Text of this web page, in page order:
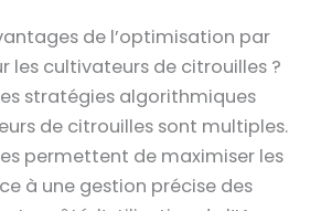
de l’optimisation par
les cultivateurs de citrouilles ?
stratégies algorithmiques
de citrouilles sont multiples.
permettent de maximiser les
à une gestion précise des